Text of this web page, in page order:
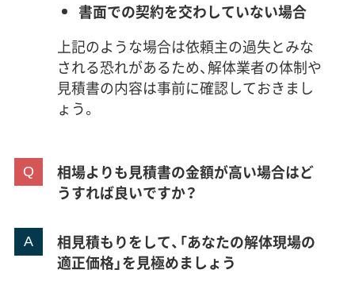
書面での契約を交わしていない場合
上記のような場合は依頼主の過失とみな
される恐れがあるため、解体業者の体制や
見積書の内容は事前に確認しておきまし
ょう。
相場よりも見積書の金額が高い場合はど
うすれば良いですか？
相見積もりをして、「あなたの解体現場の
適正価格」を見極めましょう